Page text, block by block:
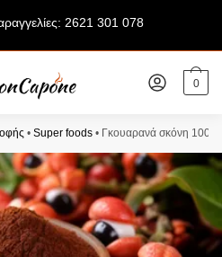
2621 301 078
0
• Super foods • Γκουαρανά σκόνη 100γρ